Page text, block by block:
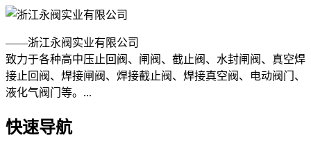
——浙江永阀实业有限公司
致力于各种高中压止回阀、闸阀、截止阀、水封闸阀、真空焊
接止回阀、焊接闸阀、焊接截止阀、焊接真空阀、电动阀门、
液化气阀门等。...
快速导航